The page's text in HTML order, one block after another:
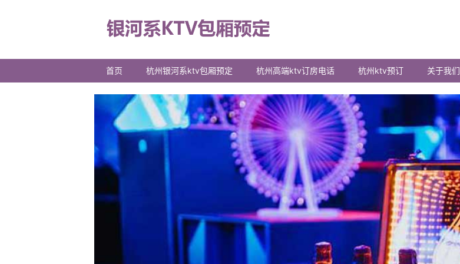
首页 杭州银河系ktv包厢预定 杭州高端ktv订房电话 杭州ktv预订 关于我们